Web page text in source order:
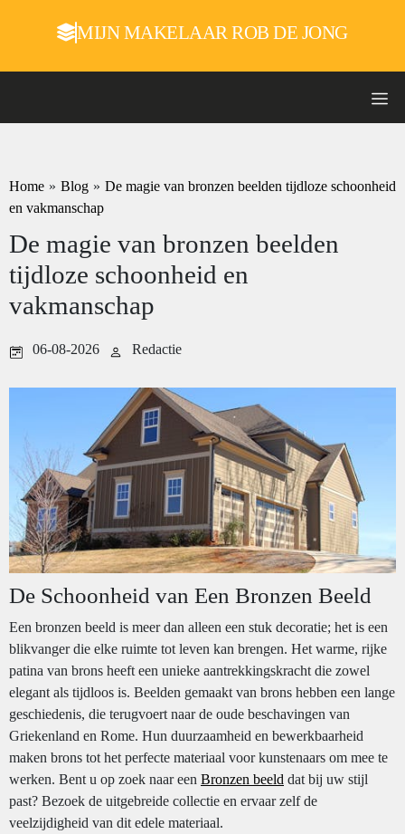
MIJN MAKELAAR ROB DE JONG
Home » Blog » De magie van bronzen beelden tijdloze schoonheid
en vakmanschap
De magie van bronzen beelden
tijdloze schoonheid en
vakmanschap
06-08-2026 Redactie
De Schoonheid van Een Bronzen Beeld
Een bronzen beeld is meer dan alleen een stuk decoratie; het is een
blikvanger die elke ruimte tot leven kan brengen. Het warme, rijke
patina van brons heeft een unieke aantrekkingskracht die zowel
elegant als tijdloos is. Beelden gemaakt van brons hebben een lange
geschiedenis, die terugvoert naar de oude beschavingen van
Griekenland en Rome. Hun duurzaamheid en bewerkbaarheid
maken brons tot het perfecte materiaal voor kunstenaars om mee te
werken. Bent u op zoek naar een Bronzen beeld dat bij uw stijl
past? Bezoek de uitgebreide collectie en ervaar zelf de
veelzijdigheid van dit edele materiaal.